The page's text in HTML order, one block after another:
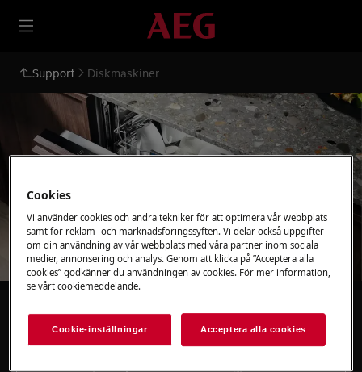
Support Diskmaskiner
Stöd för Diskmaskiner
Sök bland våra supportartiklar
Cookies
Vi använder cookies och andra tekniker för att optimera vår webbplats
samt för reklam- och marknadsföringssyften. Vi delar också uppgifter
om din användning av vår webbplats med våra partner inom sociala
medier, annonsering och analys. Genom att klicka på ”Acceptera alla
cookies” godkänner du användningen av cookies. För mer information,
se vårt cookiemeddelande.
Cookie-inställningar Acceptera alla cookies